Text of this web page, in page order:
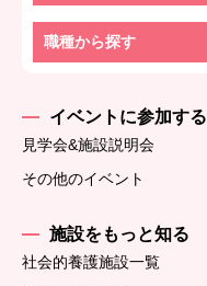
職種から探す
イベントに参加する
見学会&施設説明会
その他のイベント
施設をもっと知る
社会的養護施設一覧